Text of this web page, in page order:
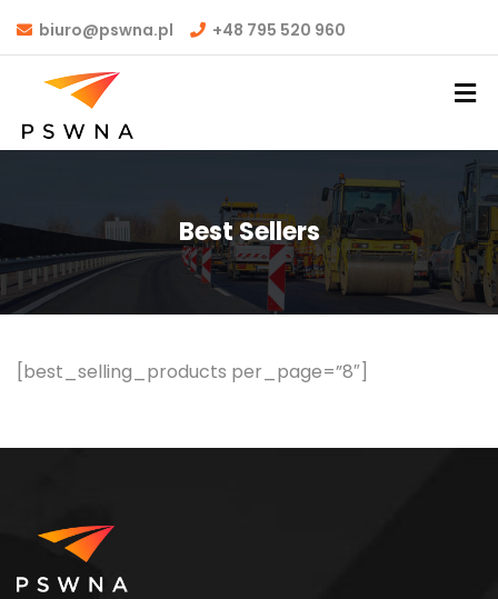
biuro@pswna.pl +48 795 520 960
Best Sellers
[best_selling_products per_page=”8″]